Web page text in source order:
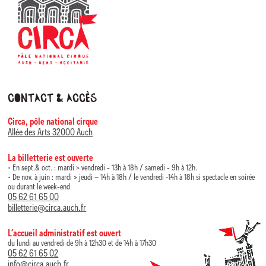
Contact & accès
Circa, pôle national cirque
Allée des Arts 32000 Auch
La billetterie est ouverte
• En sept.& oct. : mardi > vendredi - 13h à 18h / samedi - 9h à 12h.
• De nov. à juin : mardi > jeudi – 14h à 18h / le vendredi -14h à 18h si spectacle en soirée
ou durant le week-end
05 62 61 65 00
billetterie@circa.auch.fr
L’accueil administratif est ouvert
du lundi au vendredi de 9h à 12h30 et de 14h à 17h30
05 62 61 65 02